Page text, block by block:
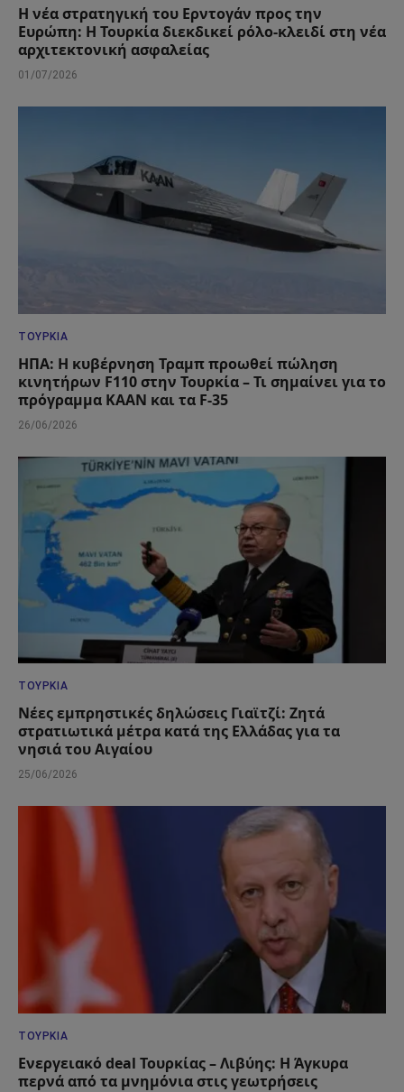
Η νέα στρατηγική του Ερντογάν προς την
Ευρώπη: Η Τουρκία διεκδικεί ρόλο-κλειδί στη νέα
αρχιτεκτονική ασφαλείας
01/07/2026
ΤΟΥΡΚΊΑ
ΗΠΑ: Η κυβέρνηση Τραμπ προωθεί πώληση
κινητήρων F110 στην Τουρκία – Τι σημαίνει για το
πρόγραμμα KAAN και τα F-35
26/06/2026
ΤΟΥΡΚΊΑ
Νέες εμπρηστικές δηλώσεις Γιαϊτζί: Ζητά
στρατιωτικά μέτρα κατά της Ελλάδας για τα
νησιά του Αιγαίου
25/06/2026
ΤΟΥΡΚΊΑ
Ενεργειακό deal Τουρκίας – Λιβύης: Η Άγκυρα
περνά από τα μνημόνια στις γεωτρήσεις